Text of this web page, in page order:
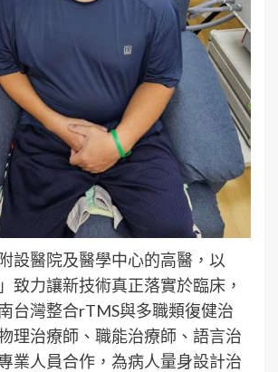
設醫院及醫學中心的高醫，以
致力讓新技術真正落實於臨床，
台灣整合rTMS與多職類復健治
理治療師、職能治療師、語言治
業人員合作，為病人量身設計治